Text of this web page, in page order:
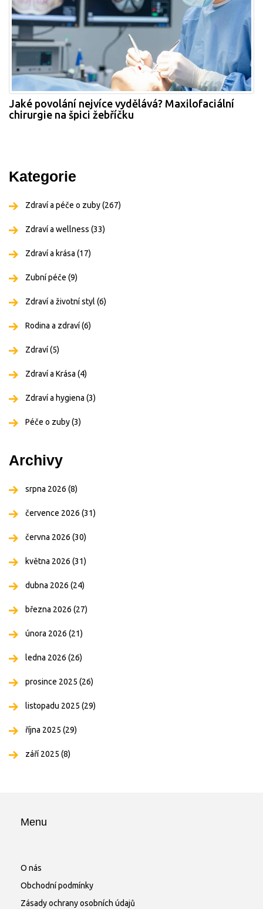
Jaké povolání nejvíce vydělává? Maxilofaciální
chirurgie na špici žebříčku
Kategorie
Zdraví a péče o zuby(267)
Zdraví a wellness (33)
Zdraví a krása (17)
Zubní péče (9)
Zdraví a životní styl (6)
Rodina a zdraví(6)
Zdraví(5)
Zdraví a Krása (4)
Zdraví a hygiena (3)
Péče o zuby(3)
Archivy
srpna 2026 (8)
července 2026 (31)
června 2026 (30)
května 2026 (31)
dubna 2026 (24)
března 2026 (27)
února 2026 (21)
ledna 2026 (26)
prosince 2025 (26)
listopadu 2025 (29)
října 2025 (29)
září 2025 (8)
Menu
O nás
Obchodní podmínky
Zásady ochrany osobních údajů